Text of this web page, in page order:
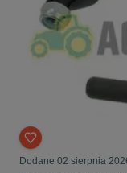
Dodane 02 sierpnia